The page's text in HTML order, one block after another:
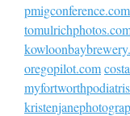
pmigconference.com
oregopilot.com